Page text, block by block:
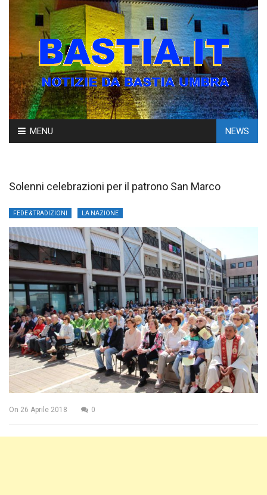
Skip
to
MENU NEWS
Solenni celebrazioni per il patrono San Marco
FEDE & TRADIZIONI LA NAZIONE
On 26 Aprile 2018 0